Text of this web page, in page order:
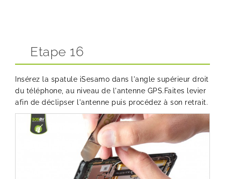
Etape 16
Insérez la spatule iSesamo dans l'angle supérieur droit
du téléphone, au niveau de l'antenne GPS.Faites levier
afin de déclipser l'antenne puis procédez à son retrait.